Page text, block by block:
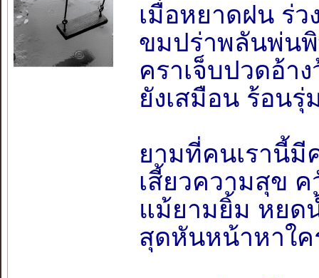
เมื่อหยาดฝน ร่
ขมปร่าพลันพ่นพิ
คราเจ็บปวดอ้า
ยังเสมือน ร้อน
ยามที่คนเรานี้มี
เสี้ยวความสุข
แม้ยามยิ้ม หยด
สุดหันหน้าหาใค